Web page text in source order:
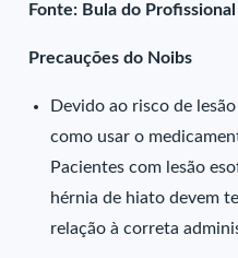
Fonte: Bula do
Precauções do Noibs
Devido ao risco de
como usar o
Pacientes com lesão
hérnia de hiato devem
relação à correta